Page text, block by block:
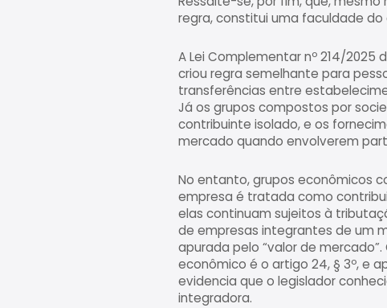
regra, constitui uma faculdade
A Lei Complementar nº 214/
criou regra semelhante para
transferências entre
Já os grupos compostos por
contribuinte isolado, e os
mercado quando envolverem
No entanto, grupos econômicos
empresa é tratada como
elas continuam sujeitos à
de empresas integrantes de um
apurada pelo “valor de
econômico é o artigo 24, § 3º, e
evidencia que o legislador
integradora.